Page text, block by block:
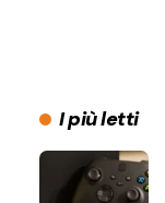
I più letti